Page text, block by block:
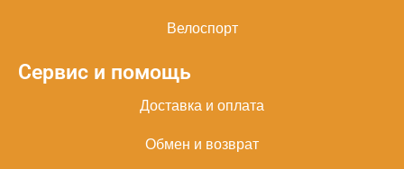
Велоспорт
Сервис и помощь
Доставка и оплата
Обмен и возврат